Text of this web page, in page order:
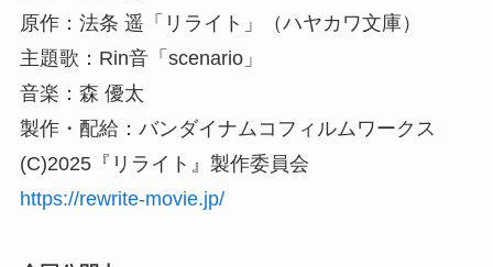
原作：法条 遥「リライト」（ハヤカワ文庫）
主題歌：Rin音「scenario」
音楽：森 優太
製作・配給：バンダイナムコフィルムワークス
(C)2025『リライト』製作委員会
https://rewrite-movie.jp/